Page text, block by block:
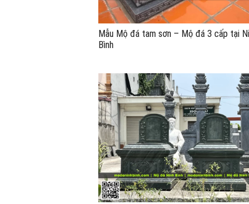
Mẫu Mộ đá tam sơn – Mộ đá 3 cấp tại
Bình